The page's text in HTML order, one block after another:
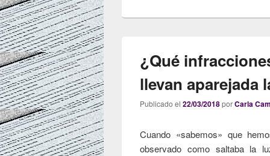
¿Qué
llevan aparejada
Publicado el 22/03/2018porCarla
Cuando «sabemos» que
observado como saltaba la